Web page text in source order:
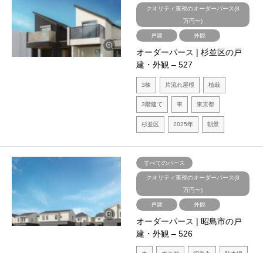
クオリティ重視のオーダーパース(8
万円〜)
戸建 外観
オーダーパース | 杉並区の戸
建・外観 – 527
3棟 片流れ屋根 植栽
3階建て 車 東京都
杉並区 2025年 朝景
すべてのパース
クオリティ重視のオーダーパース(8
万円〜)
戸建 外観
オーダーパース | 昭島市の戸
建・外観 – 526